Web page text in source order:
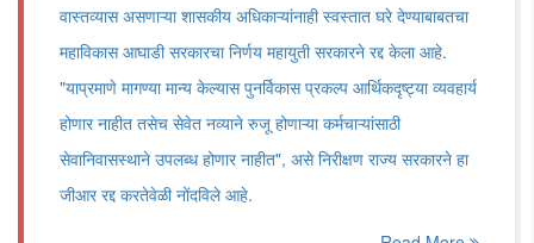
वास्तव्यास असणाऱ्या शासकीय अधिकाऱ्यांनाही स्वस्तात घरे देण्याबाबतचा
महाविकास आघाडी सरकारचा निर्णय महायुती सरकारने रद्द केला आहे.
"याप्रमाणे मागण्या मान्य केल्यास पुनर्विकास प्रकल्प आर्थिकदृष्ट्या व्यवहार्य
होणार नाहीत तसेच सेवेत नव्याने रुजू होणाऱ्या कर्मचाऱ्यांसाठी
सेवानिवासस्थाने उपलब्ध होणार नाहीत", असे निरीक्षण राज्य सरकारने हा
जीआर रद्द करतेवेळी नोंदविले आहे.